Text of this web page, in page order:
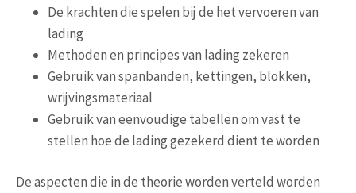
De krachten die spelen bij de het vervoeren van
lading
Methoden en principes van lading zekeren
Gebruik van spanbanden, kettingen, blokken,
wrijvingsmateriaal
Gebruik van eenvoudige tabellen om vast te
stellen hoe de lading gezekerd dient te worden
De aspecten die in de theorie worden verteld worden